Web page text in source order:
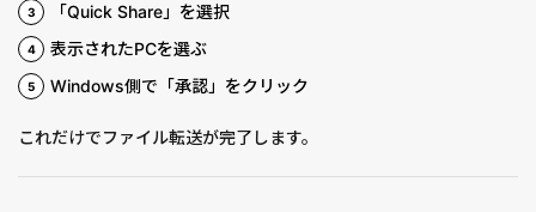
「Quick Share」を選択
表示されたPCを選ぶ
Windows側で「承認」をクリック
これだけでファイル転送が完了します。